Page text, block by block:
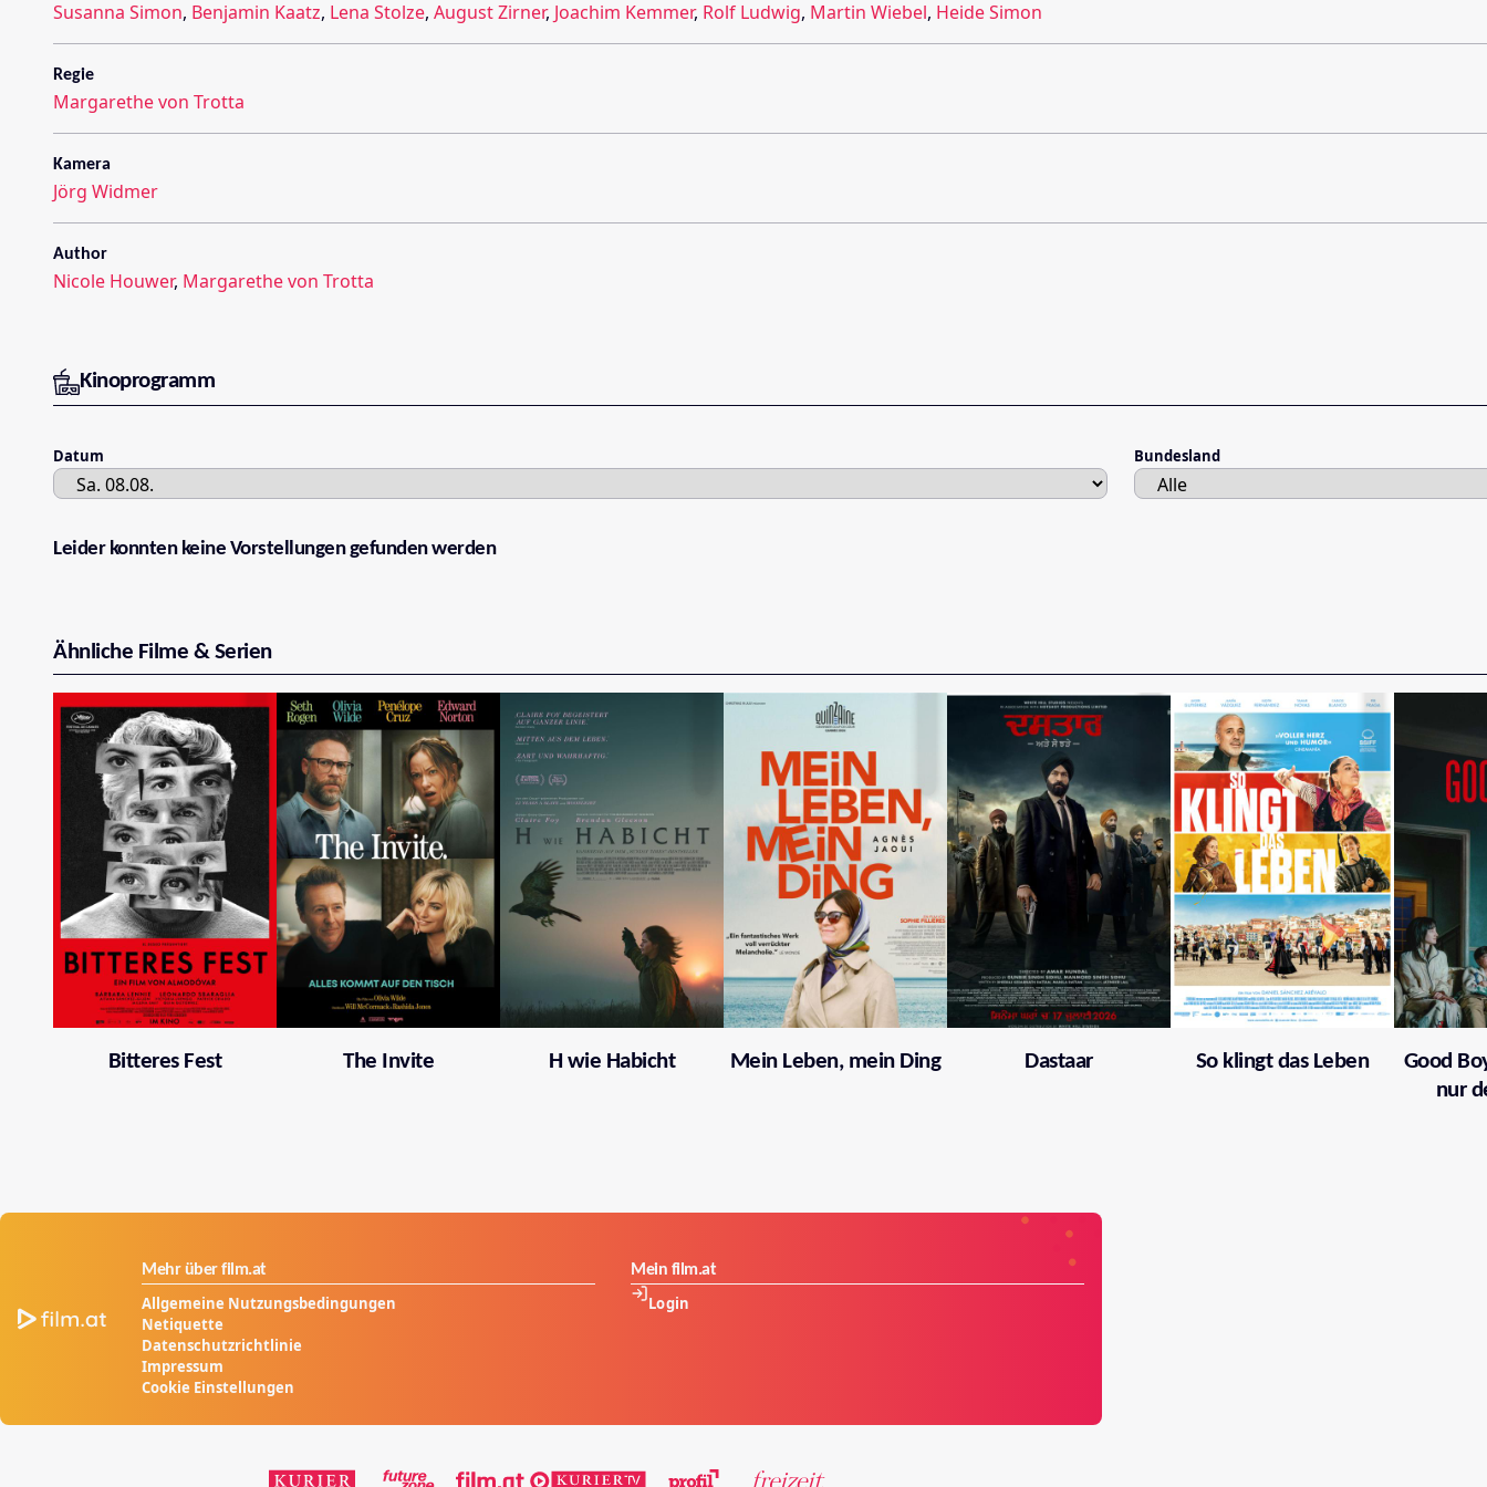
Susanna Simon, Benjamin Kaatz, Lena Stolze, August Zirner, Joachim Kemmer, Rolf Ludwig, Martin Wiebel, Heide Simon
Regie
Margarethe von Trotta
Kamera
Jörg Widmer
Author
Nicole Houwer, Margarethe von Trotta
Kinoprogramm
Datum Bundesland
Leider konnten keine Vorstellungen gefunden werden
Ähnliche Filme & Serien
Bitteres Fest The Invite H wie Habicht Mein Leben, mein Ding Dastaar So klingt das Leben
Good
nur
Mehr über film.at
Allgemeine Nutzungsbedingungen
Netiquette
Datenschutzrichtlinie
Impressum
Cookie Einstellungen
Mein film.at
Login